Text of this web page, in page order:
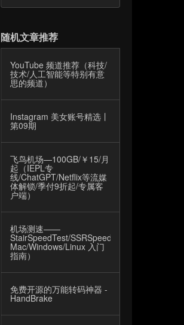
随机文章推荐
YouTube 频道推荐（科技/
技术/人工智能等特别有意
思的频道）
Instagram 美女账号精选丨
第09期
飞鸟机场—100GB/￥15/月
起（IEPL专
线/ChatGPT/Netflix等流媒
体解锁/季付9折起/专属客
户端）
机场测速——
StairSpeedTest/SSRSpeed（
Mac/Windows/Linux 入门
指南）
免费开源的万能转码神器 -
HandBrake